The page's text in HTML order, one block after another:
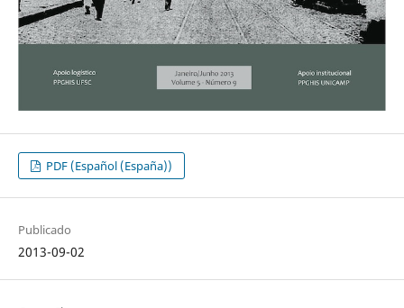
PDF (Español (España))
Publicado
2013-09-02